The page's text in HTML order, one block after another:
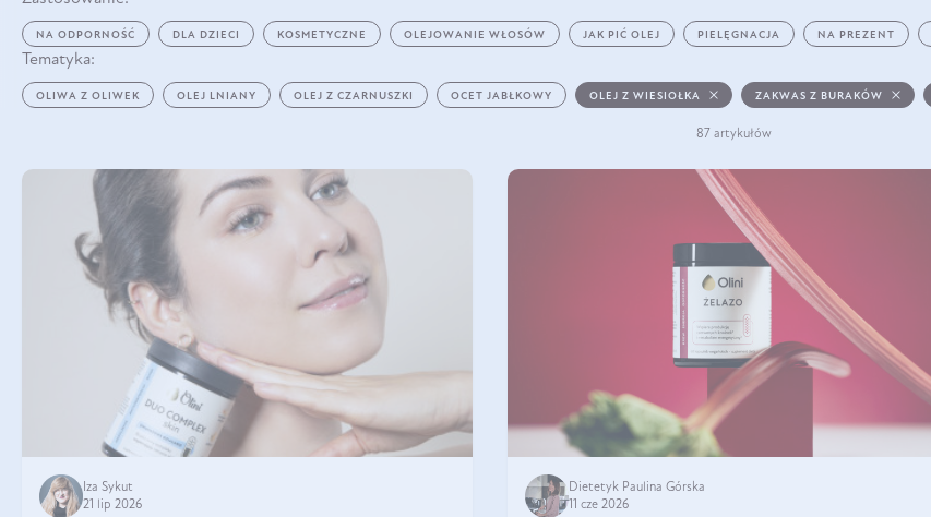
NA ODPORNOŚĆ DLA DZIECI KOSMETYCZNE OLEJOWANIE WŁOSÓW JAK PIĆ OLEJ PIELĘGNACJA NA PREZENT
Tematyka:
OLIWA Z OLIWEK OLEJ LNIANY OLEJ Z CZARNUSZKI OCET JABŁKOWY OLEJ Z WIESIOŁKA ZAKWAS Z BURAKÓW
87 artykułów
Iza Sykut
21 lip 2026
Dietetyk Paulina Górska
11 cze 2026